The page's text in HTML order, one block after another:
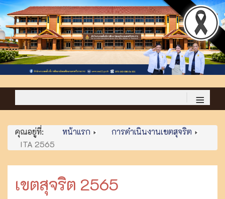
≡
คุณอยู่ที่: หน้าแรก
การดำเนินงานเขตสุจริต
ITA 2565
เขตสุจริต 2565